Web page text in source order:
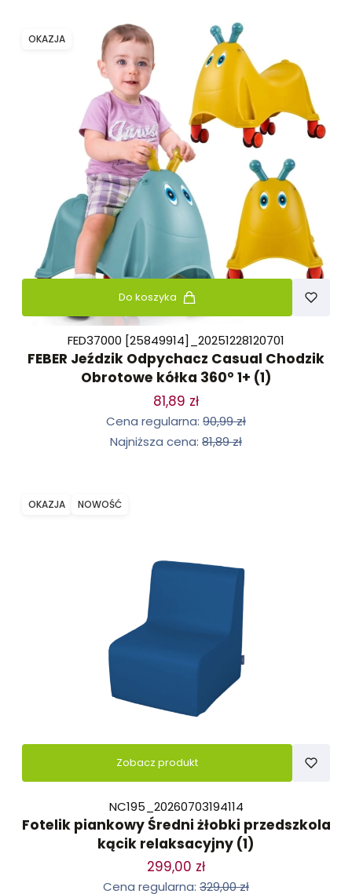
OKAZJA
Do koszyka
FED37000 [25849914]_20251228120701
FEBER Jeździk Odpychacz Casual Chodzik
Obrotowe kółka 360° 1+ (1)
81,89 zł
Cena regularna: 90,99 zł
Najniższa cena: 81,89 zł
OKAZJA NOWOŚĆ
Zobacz produkt
NC195_20260703194114
Fotelik piankowy Średni żłobki przedszkola
kącik relaksacyjny (1)
299,00 zł
Cena regularna: 329,00 zł